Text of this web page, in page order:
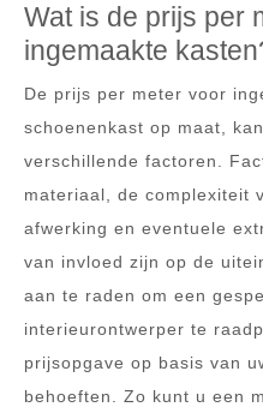
Wat is de prijs per
ingemaakte
De prijs per meter voor
schoenenkast op maat,
verschillende factoren.
materiaal, de complexiteit
afwerking en eventuele
van invloed zijn op de
aan te raden om een
interieurontwerper te
prijsopgave op basis van
behoeften. Zo kunt u een